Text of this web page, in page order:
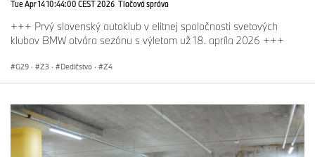
Tue Apr 14 10:44:00 CEST 2026 Tlačová správa
+++ Prvý slovenský autoklub v elitnej spoločnosti svetových
klubov BMW otvára sezónu s výletom už 18. apríla 2026 +++
G29 · Z3 · Dedičstvo · Z4